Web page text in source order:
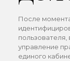
После
управление
единого